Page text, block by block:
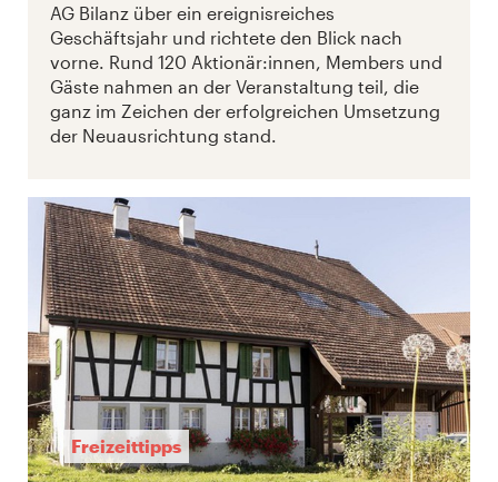
AG Bilanz über ein ereignisreiches
Geschäftsjahr und richtete den Blick nach
vorne. Rund 120 Aktionär:innen, Members und
Gäste nahmen an der Veranstaltung teil, die
ganz im Zeichen der erfolgreichen Umsetzung
der Neuausrichtung stand.
Freizeittipps